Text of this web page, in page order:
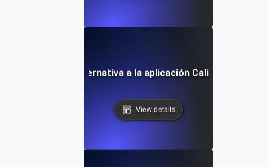
Alternativa a la aplicación Calibre
View details